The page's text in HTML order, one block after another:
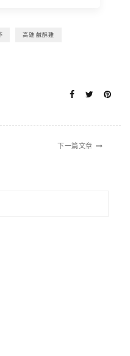
高雄 鹹酥雞
下一篇文章